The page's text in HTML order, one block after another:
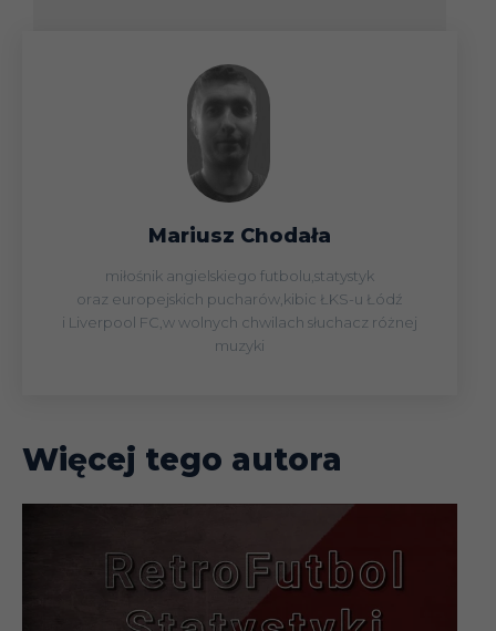
Mariusz Chodała
miłośnik angielskiego futbolu,statystyk
oraz europejskich pucharów,kibic ŁKS-u Łódź
i Liverpool FC,w wolnych chwilach słuchacz różnej
muzyki
Więcej tego autora